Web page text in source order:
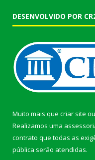
DESENVOLVIDO POR
Muito mais que criar site ou
Realizamos uma
contrato que todas as
pública serão atendidas.